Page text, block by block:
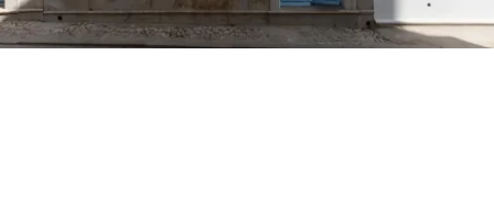
Petite Surface
Piscine Question De Style
Renovation
Revue De Week End
Tiny House